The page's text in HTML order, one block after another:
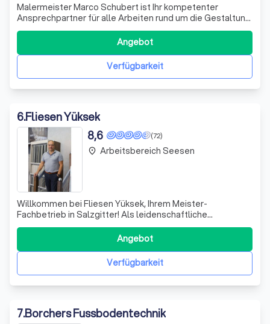
Malermeister Marco Schubert ist Ihr kompetenter
Ansprechpartner für alle Arbeiten rund um die Gestaltung
von Räumen und Fassaden. Mit Leidenschaft und
Fachwissen widmet er sich jedem Projekt und schafft
individuelle Lösungen, die genau auf Ihre Wünsche und
Bedürfnisse zugeschnitten sind. Dabei legt
Verfügbarkeit
Angebot
6.Fliesen Yüksek
(72)
8,6
Willkommen bei Fliesen Yüksek, Ihrem Meister-
Fachbetrieb in Salzgitter! Als leidenschaftliche
Fliesenleger und Bodenexperten stehen wir Ihnen mit Rat
und Tat zur Seite, wenn es um die Gestaltung Ihrer
Wohnräume geht. Wir verstehen, dass jeder Kunde
individuelle Wünsche hat, und setzen alles daran, d
Verfügbarkeit
Angebot
place Arbeitsbereich Seesen
7.Borchers Fussbodentechnik